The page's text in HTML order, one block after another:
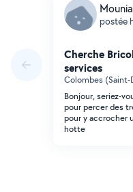
postée
Cherche
services
Colombes (Saint-
Bonjour, seriez-
pour percer des
pour y accrocher
hotte